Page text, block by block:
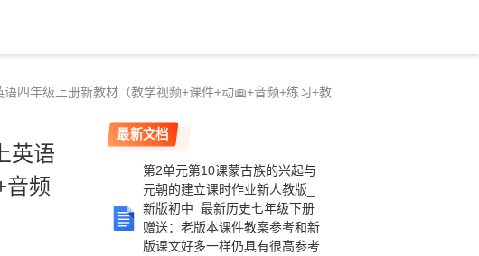
四年级上册新教材（教学视频+课件+动画+音频+练习+教
英语
音频
最新文档
第2单元第10课蒙古族的兴起与
元朝的建立课时作业新人教版_
新版初中_最新历史七年级下册_
赠送：老版本课件教案参考和新
版课文好多一样仍具有很高参考